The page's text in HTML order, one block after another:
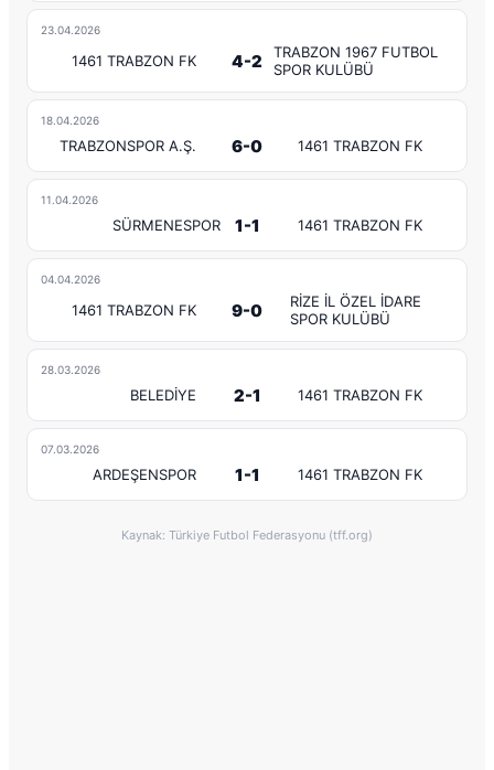
23.04.2026
1461 TRABZON FK 4-2
TRABZON 1967 FUTBOL
SPOR KULÜBÜ
18.04.2026
TRABZONSPOR A.Ş. 6-0 1461 TRABZON FK
11.04.2026
SÜRMENESPOR 1-1 1461 TRABZON FK
04.04.2026
1461 TRABZON FK 9-0
RİZE İL ÖZEL İDARE
SPOR KULÜBÜ
28.03.2026
BELEDİYE 2-1 1461 TRABZON FK
07.03.2026
ARDEŞENSPOR 1-1 1461 TRABZON FK
Kaynak: Türkiye Futbol Federasyonu (tff.org)